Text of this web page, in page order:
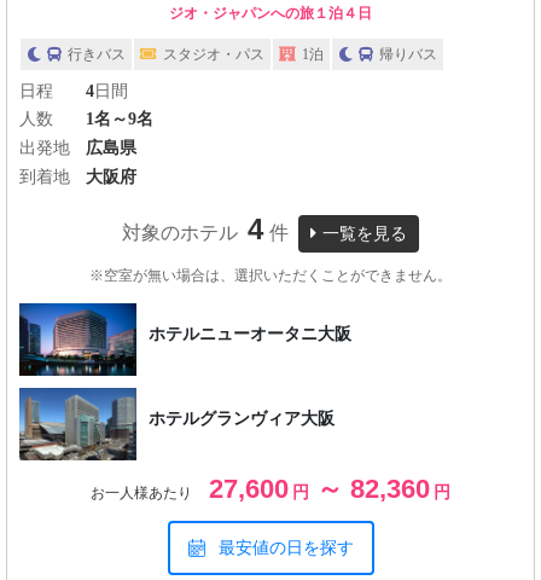
ジオ・ジャパンへの旅１泊４日
行きバス スタジオ・パス 1泊 帰りバス
日程 4日間
人数
1名～9名
出発地
広島県
到着地
大阪府
対象のホテル 4 件 一覧を見る
※空室が無い場合は、選択いただくことができません。
ホテルニューオータニ大阪
ホテルグランヴィア大阪
お一人様あたり 27,600 円 ～ 82,360 円
最安値の日を探す